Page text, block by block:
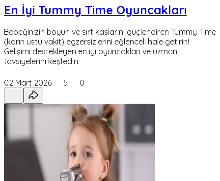
En İyi Tummy Time Oyuncakları
Bebeğinizin boyun ve sırt kaslarını güçlendiren Tummy Time
(karın üstü vakit) egzersizlerini eğlenceli hale getirin!
Gelişimi destekleyen en iyi oyuncakları ve uzman
tavsiyelerini keşfedin.
02 Mart 2026 5 0